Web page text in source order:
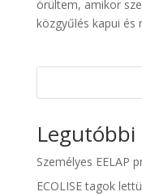
örültem, amikor
közgyűlés kapui és
Legutóbbi
Személyes EELAP
ECOLISE tagok